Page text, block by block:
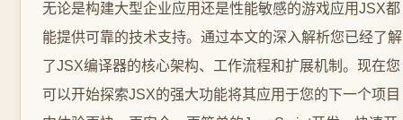
无论是构建大型企业应用还是性能敏感的游戏应用JSX都
能提供可靠的技术支持。通过本文的深入解析您已经了解
了JSX编译器的核心架构、工作流程和扩展机制。现在您
可以开始探索JSX的强大功能将其应用于您的下一个项目